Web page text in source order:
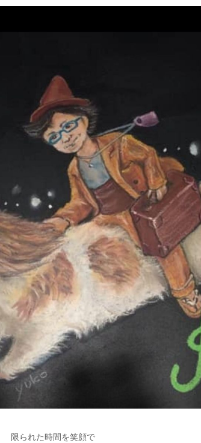
限られた時間を笑顔で